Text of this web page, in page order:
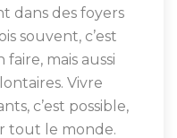
dans des foyers
souvent, c’est
mais aussi
Vivre
c’est possible,
tout le monde.